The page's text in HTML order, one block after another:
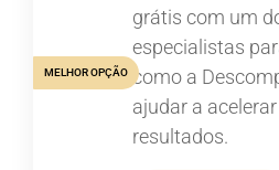
grátis com um
especialistas
como a
ajudar a
resultados.
MELHOR OPÇÃO